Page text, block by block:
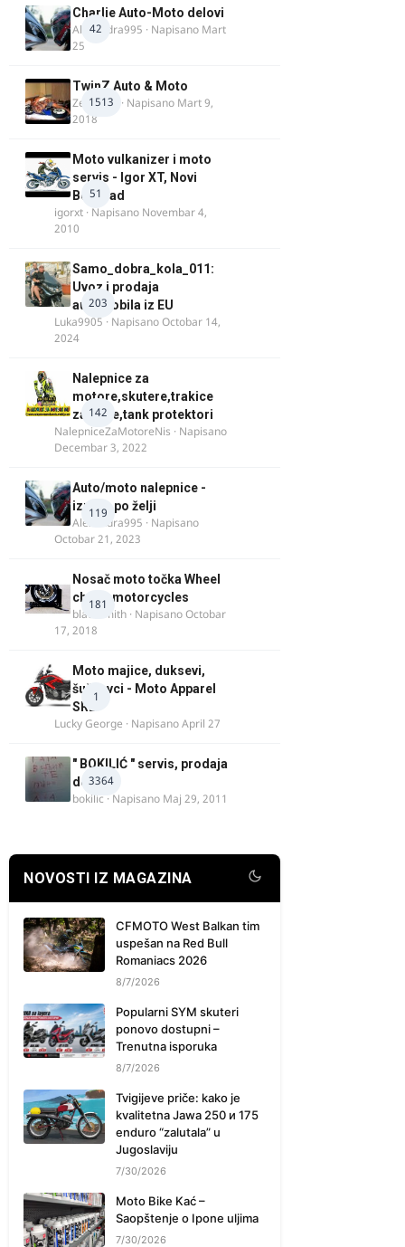
42
Charlie Auto-Moto delovi
Alexandra995 · Napisano Mart
25
1513
TwinZ Auto & Moto
Zeljkamp · Napisano Mart 9,
2018
51
Moto vulkanizer i moto
servis - Igor XT, Novi
Beograd
igorxt · Napisano Novembar 4,
2010
203
Samo_dobra_kola_011:
Uvoz i prodaja
automobila iz EU
Luka9905 · NapisanoOctobar 14,
2024
142
Nalepnice za
motore,skutere,trakice
za felne,tank protektori
NalepniceZaMotoreNis · Napisano
Decembar 3, 2022
119
Auto/moto nalepnice -
izrada po želji
Alexandra995 · Napisano
Octobar 21, 2023
181
Nosač moto točka Wheel
chock motorcycles
blacksmith · NapisanoOctobar
17, 2018
1
Moto majice, duksevi,
šuškavci - Moto Apparel
SRB
Lucky George · NapisanoApril 27
3364
" BOKILIĆ " servis, prodaja
delova
bokilic · Napisano Maj 29, 2011
NOVOSTI IZ MAGAZINA
CFMOTO West Balkan tim
uspešan na Red Bull
Romaniacs 2026
8/7/2026
Popularni SYM skuteri
ponovo dostupni –
Trenutna isporuka
8/7/2026
Tvigijeve priče: kako je
kvalitetna Jawa 250 и 175
enduro “zalutala” u
Jugoslaviju
7/30/2026
Moto Bike Kać –
Saopštenje o Ipone uljima
7/30/2026